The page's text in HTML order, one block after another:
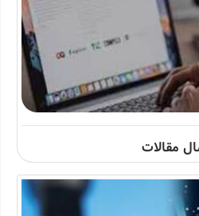
مقالات